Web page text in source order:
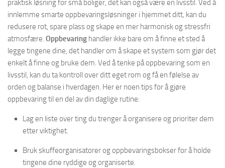
praktisk løsning for små boliger, det kan også være en livsstil. Ved å
innlemme smarte oppbevaringsløsninger i hjemmet ditt, kan du
redusere rot, spare plass og skape en mer harmonisk og stressfri
atmosfære. Oppbevaring handler ikke bare om å finne et sted å
legge tingene dine, det handler om å skape et system som gjør det
enkelt å finne og bruke dem. Ved å tenke på oppbevaring som en
livsstil, kan du ta kontroll over ditt eget rom og få en følelse av
orden og balanse i hverdagen. Her er noen tips for å gjøre
oppbevaring til en del av din daglige rutine:
Lag en liste over ting du trenger å organisere og prioriter dem
etter viktighet.
Bruk skuffeorganisatorer og oppbevaringsbokser for å holde
tingene dine ryddige og organiserte.